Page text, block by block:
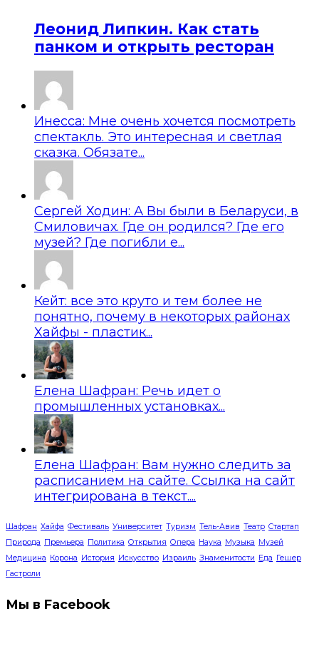
Леонид Липкин. Как стать
панком и открыть ресторан
Инесса: Мне очень хочется посмотреть
спектакль. Это интересная и светлая
сказка. Обязате...
Сергей Ходин: А Вы были в Беларуси, в
Смиловичах. Где он родился? Где его
музей? Где погибли е...
Кейт: все это круто и тем более не
понятно, почему в некоторых районах
Хайфы - пластик...
Елена Шафран: Речь идет о
промышленных установках...
Елена Шафран: Вам нужно следить за
расписанием на сайте. Ссылка на сайт
интегрирована в текст....
Шафран Хайфа Фестиваль Университет Туризм Тель-Авив Театр Стартап
Природа Премьера Политика Открытия Опера Наука Музыка Музей
Медицина Корона История Искусство Израиль Знаменитости Еда Гешер
Гастроли
Мы в Facebook